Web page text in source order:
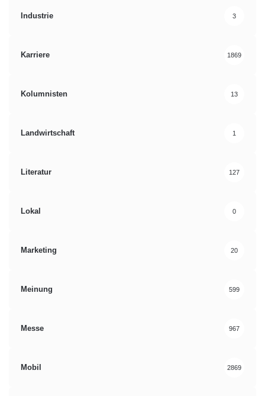
Industrie 3
Karriere 1869
Kolumnisten 13
Landwirtschaft 1
Literatur 127
Lokal 0
Marketing 20
Meinung 599
Messe 967
Mobil 2869